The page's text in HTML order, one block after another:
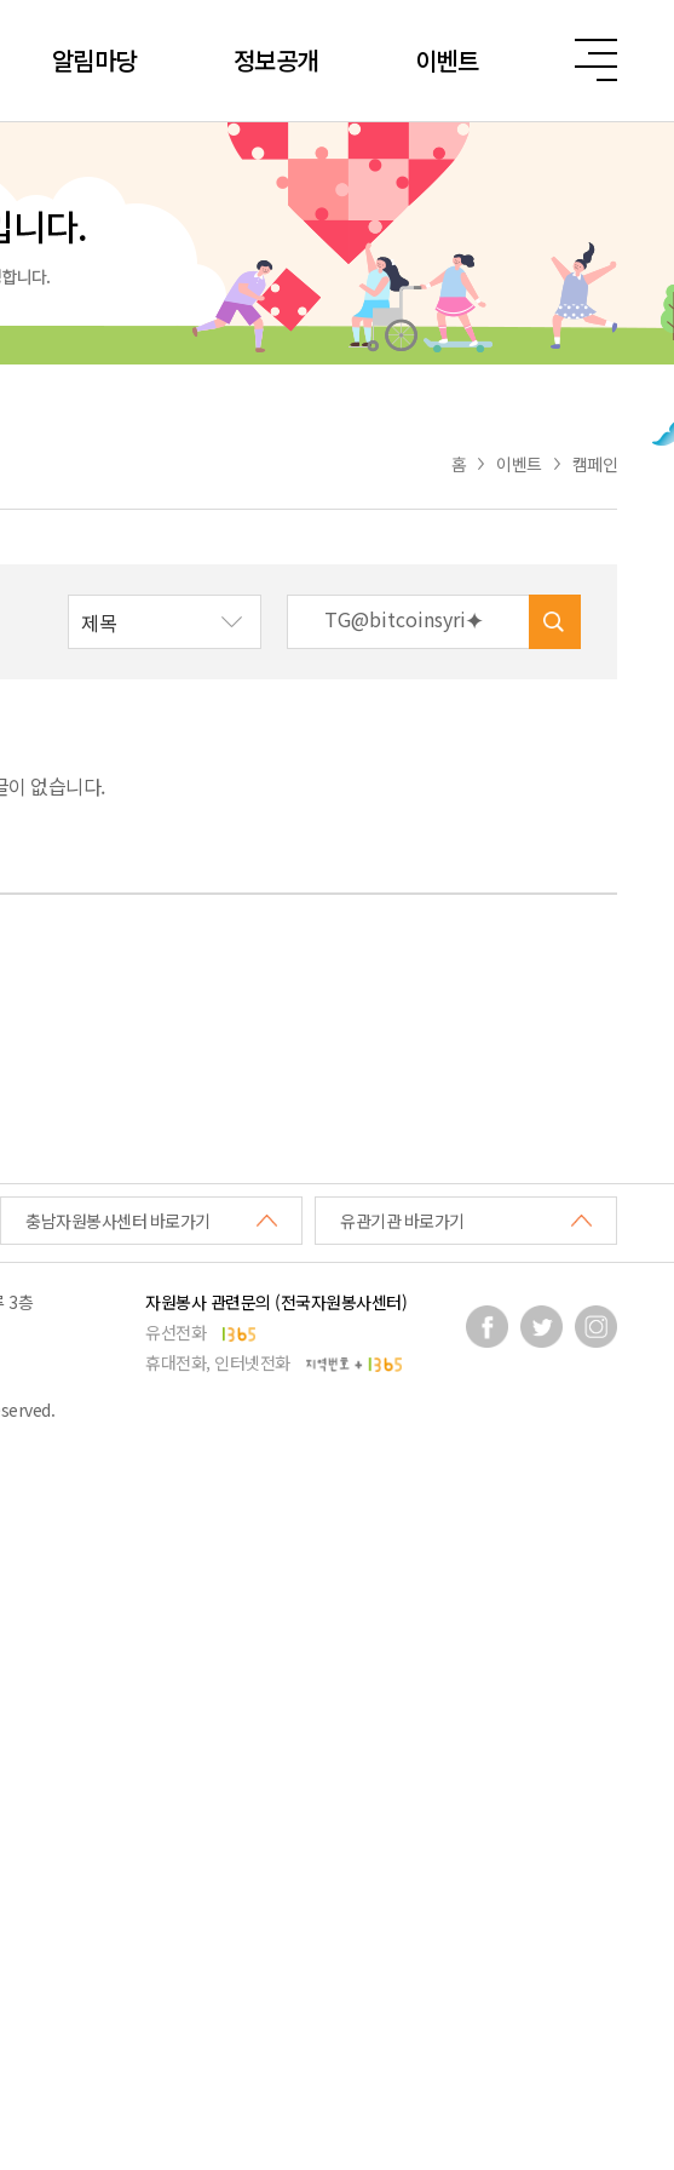
알림마당 정보공개 이벤트
홈 이벤트 캠페인
이 없습니다.
충남자원봉사센터 바로가기 유관기관 바로가기
3층
자원봉사 관련문의 (전국자원봉사센터)
유선전화
휴대전화, 인터넷전화